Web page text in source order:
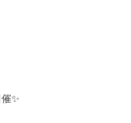
✨